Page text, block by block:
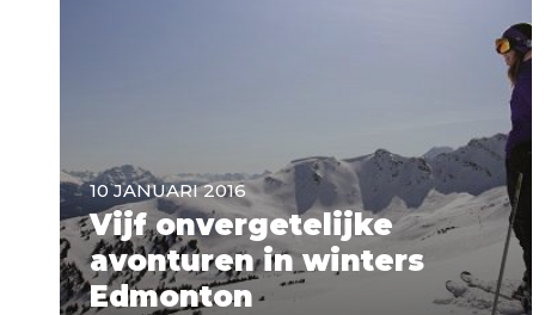
10 JANUARI 2016
Vijf onvergetelijke
avonturen in winters
Edmonton